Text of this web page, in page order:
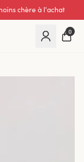
chère à l'achat
0